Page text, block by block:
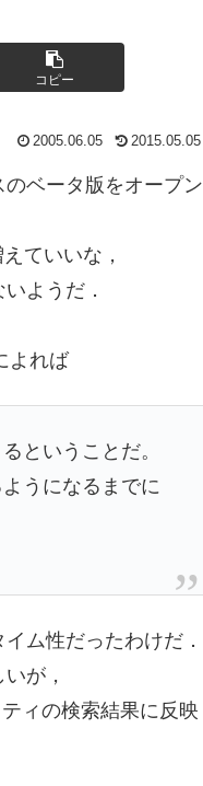
コピー
2005.06.05 2015.05.05
ベータ版をオープン
ていいな，
ようだ．
よれば
ということだ。
うになるまでに
ム性だったわけだ．
が，
ィの検索結果に反映